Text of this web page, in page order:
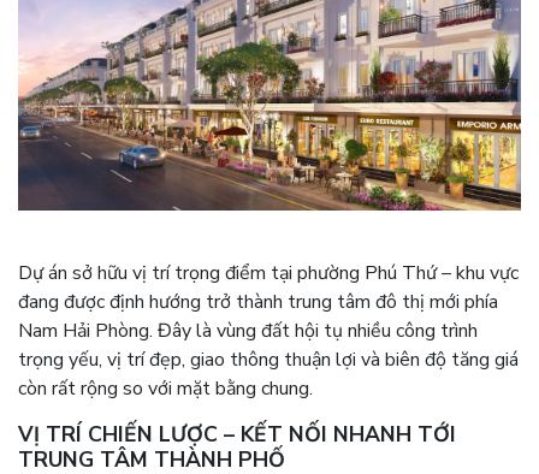
Dự án sở hữu vị trí trọng điểm tại phường Phú Thứ – khu vực
đang được định hướng trở thành trung tâm đô thị mới phía
Nam Hải Phòng. Đây là vùng đất hội tụ nhiều công trình
trọng yếu, vị trí đẹp, giao thông thuận lợi và biên độ tăng giá
còn rất rộng so với mặt bằng chung.
VỊ TRÍ CHIẾN LƯỢC – KẾT NỐI NHANH TỚI
TRUNG TÂM THÀNH PHỐ